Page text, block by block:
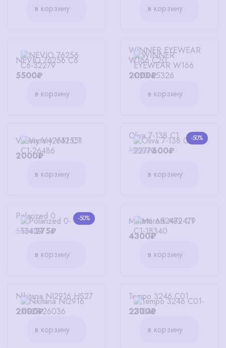
в корзину в корзину
NEVIO 76256 C6
5500₽
в корзину
WINNER EYEWEAR
W166 C20
2000₽
в корзину
Victory V42551 C1
2000₽
в корзину
-50%
Oliva 7-138 C1
1200₽600₽
в корзину
-50%
Polarized 0
550₽275₽
в корзину
Moretti A82479 C1
4300₽
в корзину
Nikitana NI2916 HS27
2000₽
в корзину
Tempo 3246 C01
2300₽
в корзину